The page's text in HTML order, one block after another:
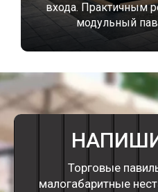
входа. Практичным
модульный
Торговые
малогабаритные